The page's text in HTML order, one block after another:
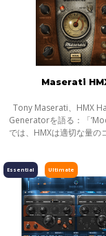
ハーモニックエ
Maserati
Tony Maserati、HMX
Generatorを語る：「
では、HMXは適切な量の
の存在感を際だたせる、
のとは思え
Ultimate
Essential